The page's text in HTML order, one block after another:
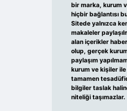
bir marka, kurum
hiçbir bağlantısı
Sitede yalnızca
makaleler
alan içerikler
olup, gerçek
paylaşım
kurum ve kişiler
tamamen
bilgiler taslak
niteliği taşımazlar.